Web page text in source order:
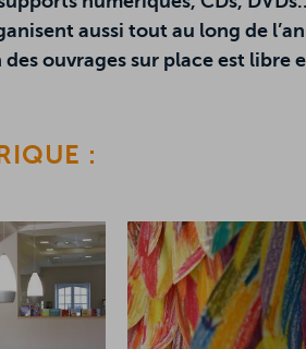
aussi tout au long de
ouvrages sur place est libre
: